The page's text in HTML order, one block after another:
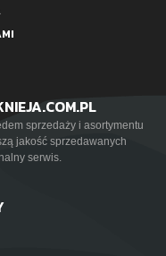
sprzedaży i asortymentu
jakość sprzedawanych
serwis.